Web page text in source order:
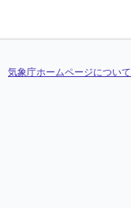
気象庁ホームページについて